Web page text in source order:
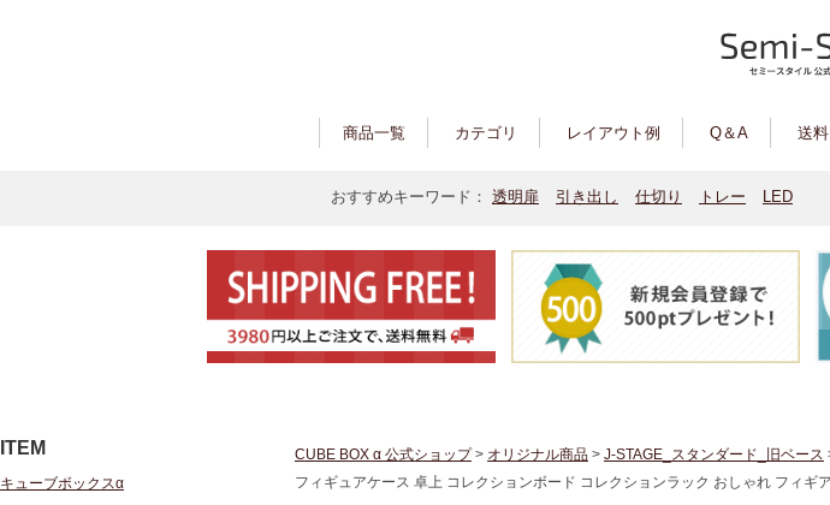
商品一覧 カテゴリ レイアウト例 Q＆A 送
おすすめキーワード： 透明扉 引き出し 仕切り トレー LED
ITEM
キューブボックスα
CUBE BOX α 公式ショップ> オリジナル商品 > J-STAGE_スタンダード_旧ベース
フィギュアケース 卓上 コレクションボード コレクションラック おしゃれ フィギ